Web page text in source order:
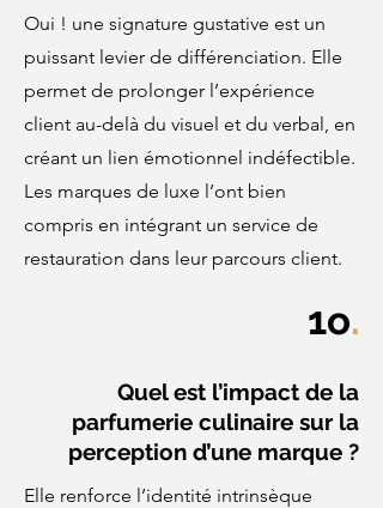
Oui ! une signature gustative est un
puissant levier de différenciation. Elle
permet de prolonger l’expérience
client au-delà du visuel et du verbal, en
créant un lien émotionnel indéfectible.
Les marques de luxe l’ont bien
compris en intégrant un service de
restauration dans leur parcours client.
1o.
Quel est l’impact de la
parfumerie culinaire sur la
perception d’une marque ?
Elle renforce l’identité intrinsèque